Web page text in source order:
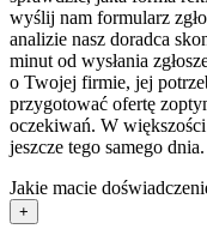
wyślij nam formularz
analizie nasz doradca
minut od wysłania
o Twojej firmie, jej
przygotować ofertę
oczekiwań. W
jeszcze tego samego dnia.
Jakie macie
+